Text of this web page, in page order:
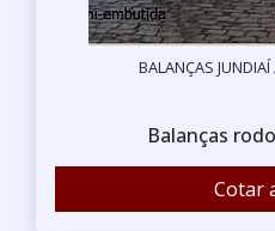
BALANÇAS
Balanças
Cotar